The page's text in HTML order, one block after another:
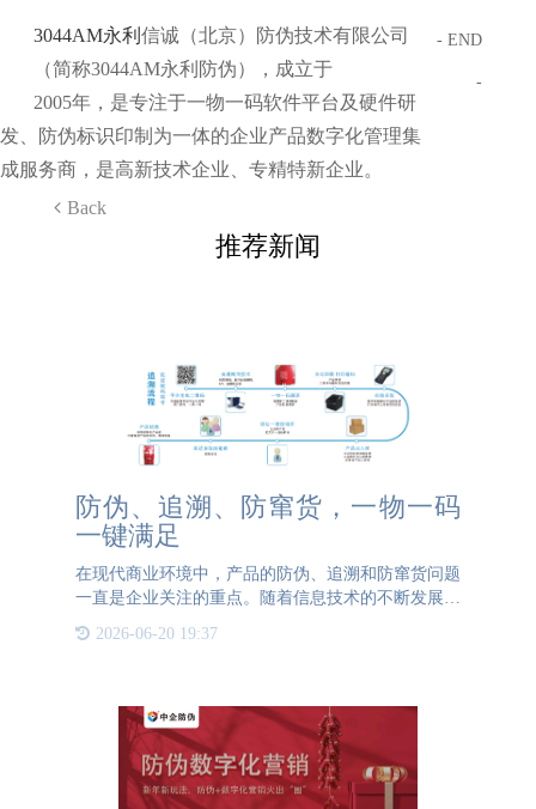
3044AM永利 信诚（北京）防伪技术有限公司
（简称3044AM永利防伪），成立于
2005年，是专注于一物一码软件平台及硬件研
发、防伪标识印制为一体的企业产品数字化管理集
成服务商，是高新技术企业、专精特新企业。
Back
- END
-
推荐新闻
防伪、追溯、防窜货，一物一码
一键满足
在现代商业环境中，产品的防伪、追溯和防窜货问题
一直是企业关注的重点。随着信息技术的不断发展，
的解决方案。 一物一码技术不仅能够提高产品的防
2026-06-20 19:37